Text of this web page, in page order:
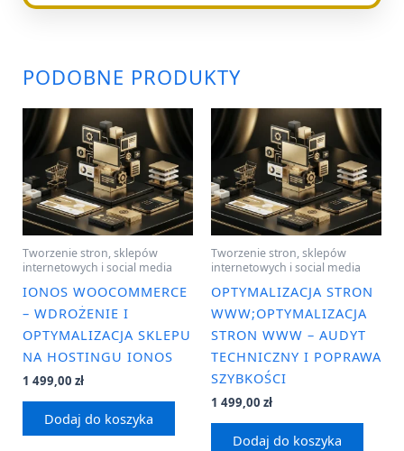
PODOBNE PRODUKTY
Tworzenie stron, sklepów
internetowych i social media
IONOS WOOCOMMERCE
– WDROŻENIE I
OPTYMALIZACJA SKLEPU
NA HOSTINGU IONOS
1 499,00 zł
Dodaj do koszyka
Tworzenie stron, sklepów
internetowych i social media
OPTYMALIZACJA STRON
WWW;OPTYMALIZACJA
STRON WWW – AUDYT
TECHNICZNY I POPRAWA
SZYBKOŚCI
1 499,00 zł
Dodaj do koszyka